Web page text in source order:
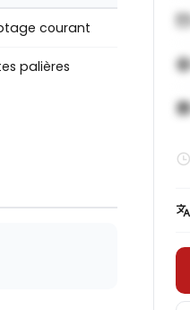
courant
palières